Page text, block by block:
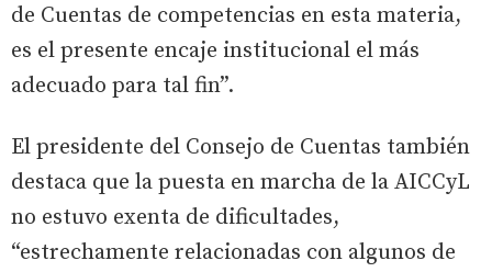
de Cuentas de competencias en esta materia,
es el presente encaje institucional el más
adecuado para tal fin”.
El presidente del Consejo de Cuentas también
destaca que la puesta en marcha de la AICCyL
no estuvo exenta de dificultades,
“estrechamente relacionadas con algunos de